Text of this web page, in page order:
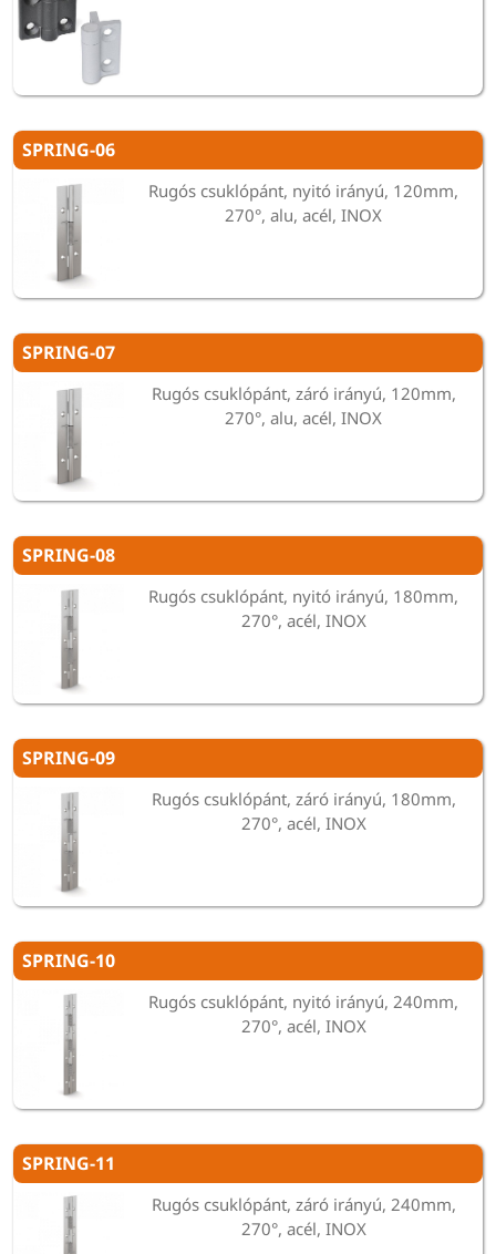
SPRING-06
Rugós csuklópánt, nyitó irányú, 120mm,
270°, alu, acél, INOX
SPRING-07
Rugós csuklópánt, záró irányú, 120mm,
270°, alu, acél, INOX
SPRING-08
Rugós csuklópánt, nyitó irányú, 180mm,
270°, acél, INOX
SPRING-09
Rugós csuklópánt, záró irányú, 180mm,
270°, acél, INOX
SPRING-10
Rugós csuklópánt, nyitó irányú, 240mm,
270°, acél, INOX
SPRING-11
Rugós csuklópánt, záró irányú, 240mm,
270°, acél, INOX